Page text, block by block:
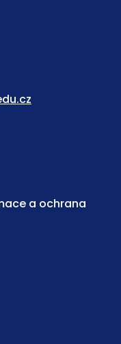
a ochrana